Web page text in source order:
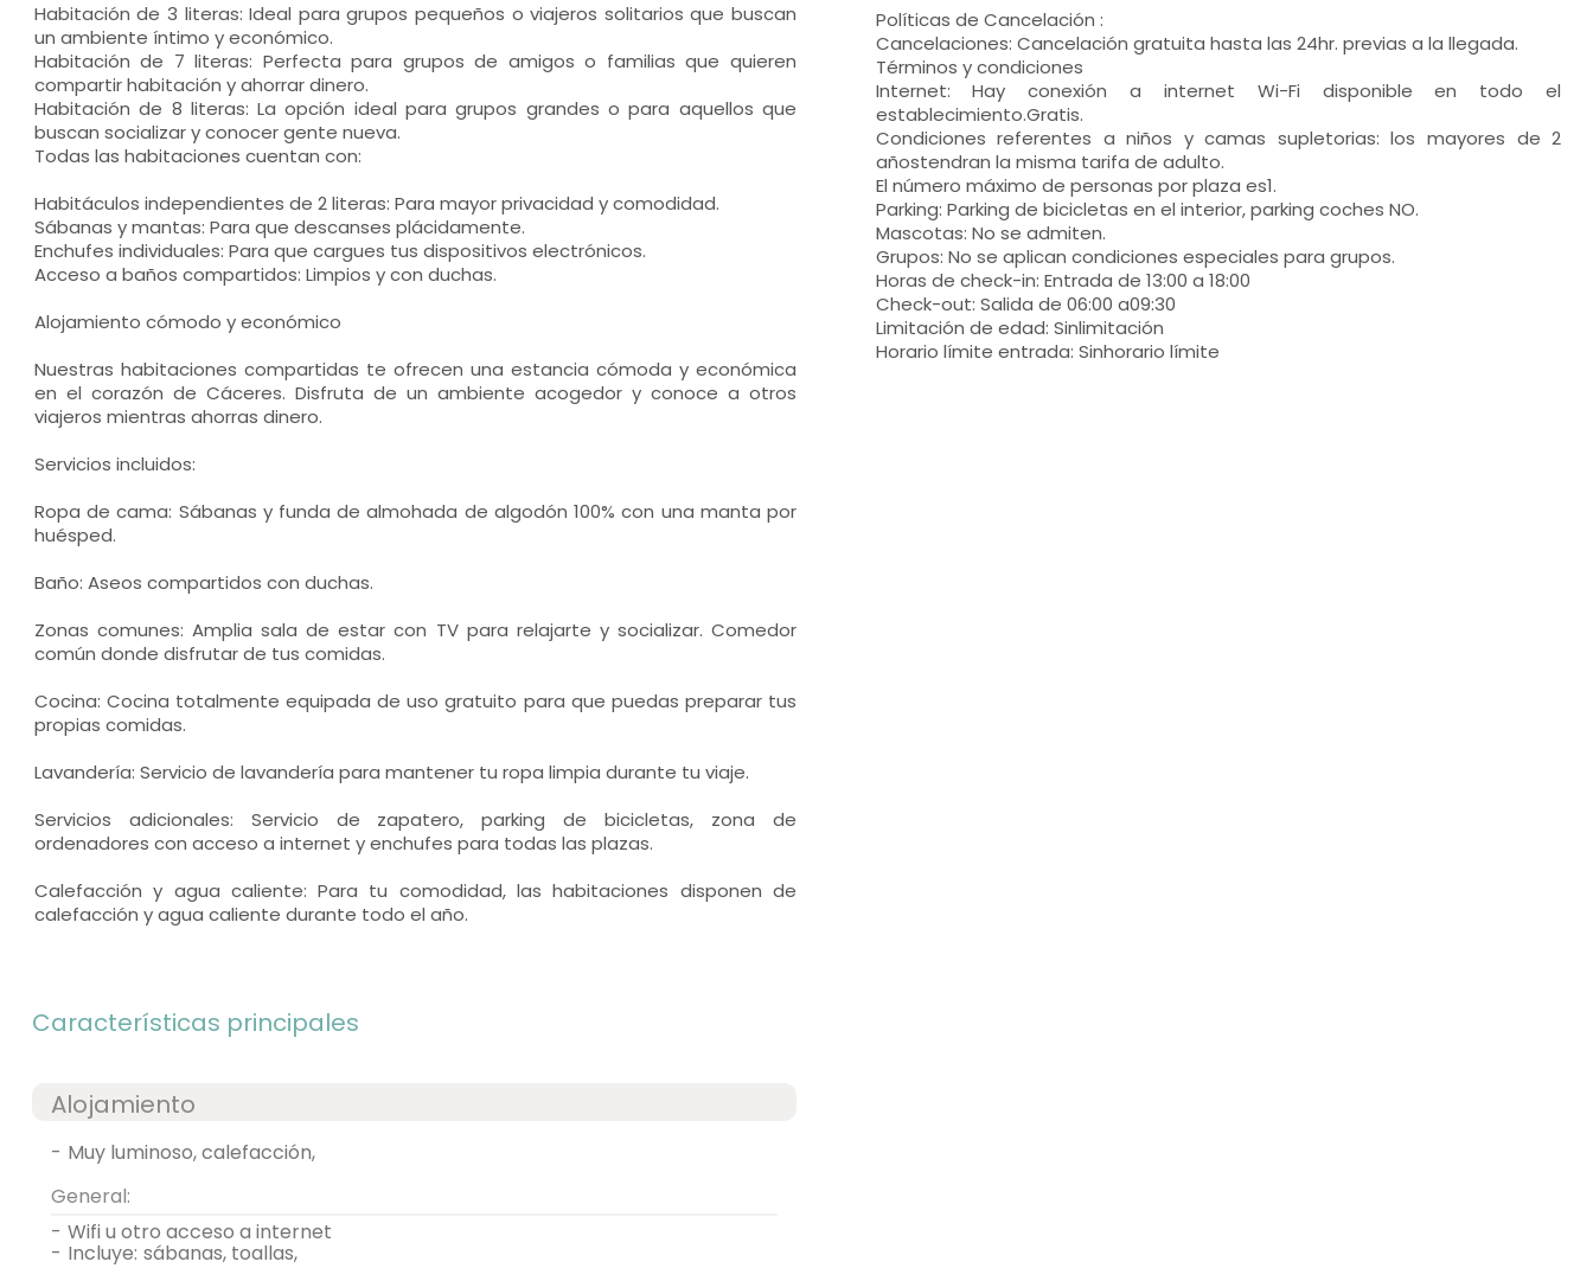
Habitación de 3 literas: Ideal para grupos pequeños o viajeros solitarios que buscan
un ambiente íntimo y económico.
Habitación de 7 literas: Perfecta para grupos de amigos o familias que quieren
compartir habitación y ahorrar dinero.
Habitación de 8 literas: La opción ideal para grupos grandes o para aquellos que
buscan socializar y conocer gente nueva.
Todas las habitaciones cuentan con:
Habitáculos independientes de 2 literas: Para mayor privacidad y comodidad.
Sábanas y mantas: Para que descanses plácidamente.
Enchufes individuales: Para que cargues tus dispositivos electrónicos.
Acceso a baños compartidos: Limpios y con duchas.
Alojamiento cómodo y económico
Nuestras habitaciones compartidas te ofrecen una estancia cómoda y económica
en el corazón de Cáceres. Disfruta de un ambiente acogedor y conoce a otros
viajeros mientras ahorras dinero.
Servicios incluidos:
Ropa de cama: Sábanas y funda de almohada de algodón 100% con una manta por
huésped.
Baño: Aseos compartidos con duchas.
Zonas comunes: Amplia sala de estar con TV para relajarte y socializar. Comedor
común donde disfrutar de tus comidas.
Cocina: Cocina totalmente equipada de uso gratuito para que puedas preparar tus
propias comidas.
Lavandería: Servicio de lavandería para mantener tu ropa limpia durante tu viaje.
Servicios adicionales: Servicio de zapatero, parking de bicicletas, zona de
ordenadores con acceso a internet y enchufes para todas las plazas.
Calefacción y agua caliente: Para tu comodidad, las habitaciones disponen de
calefacción y agua caliente durante todo el año.
Características principales
Alojamiento
-
muy luminoso, calefacción,
General:
-
wifi u otro acceso a internet
- incluye: sábanas, toallas,
Políticas de Cancelación :
Cancelaciones: Cancelación gratuita hasta las 24hr. previas a la llegada.
Términos y condiciones
Internet: Hay conexión a internet Wi-Fi disponible en todo el
establecimiento.Gratis.
Condiciones referentes a niños y camas supletorias: los mayores de 2
añostendran la misma tarifa de adulto.
El número máximo de personas por plaza es1.
Parking: Parking de bicicletas en el interior, parking coches NO.
Mascotas: No se admiten.
Grupos: No se aplican condiciones especiales para grupos.
Horas de check-in: Entrada de 13:00 a 18:00
Check-out: Salida de 06:00 a09:30
Limitación de edad: Sinlimitación
Horario límite entrada: Sinhorario límite